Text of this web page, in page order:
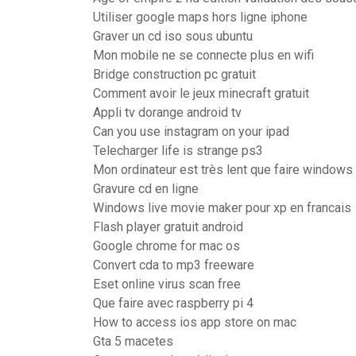
Utiliser google maps hors ligne iphone
Graver un cd iso sous ubuntu
Mon mobile ne se connecte plus en wifi
Bridge construction pc gratuit
Comment avoir le jeux minecraft gratuit
Appli tv dorange android tv
Can you use instagram on your ipad
Telecharger life is strange ps3
Mon ordinateur est très lent que faire windows
Gravure cd en ligne
Windows live movie maker pour xp en francais
Flash player gratuit android
Google chrome for mac os
Convert cda to mp3 freeware
Eset online virus scan free
Que faire avec raspberry pi 4
How to access ios app store on mac
Gta 5 macetes